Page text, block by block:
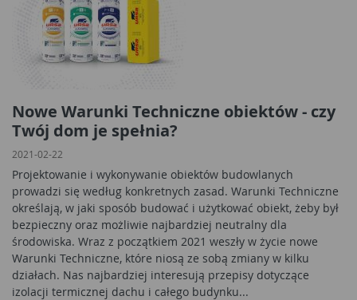
Nowe Warunki Techniczne obiektów - czy
Twój dom je spełnia?
2021-02-22
Projektowanie i wykonywanie obiektów budowlanych
prowadzi się według konkretnych zasad. Warunki Techniczne
określają, w jaki sposób budować i użytkować obiekt, żeby był
bezpieczny oraz możliwie najbardziej neutralny dla
środowiska. Wraz z początkiem 2021 weszły w życie nowe
Warunki Techniczne, które niosą ze sobą zmiany w kilku
działach. Nas najbardziej interesują przepisy dotyczące
izolacji termicznej dachu i całego budynku...